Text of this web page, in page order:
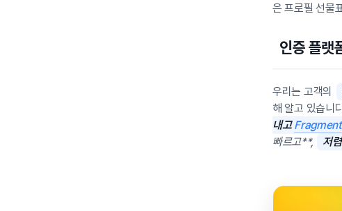
은 프로필 선물
인증 플랫
우리는 고객의
해 알고 있습니
내고Fragment
빠르고**,
저